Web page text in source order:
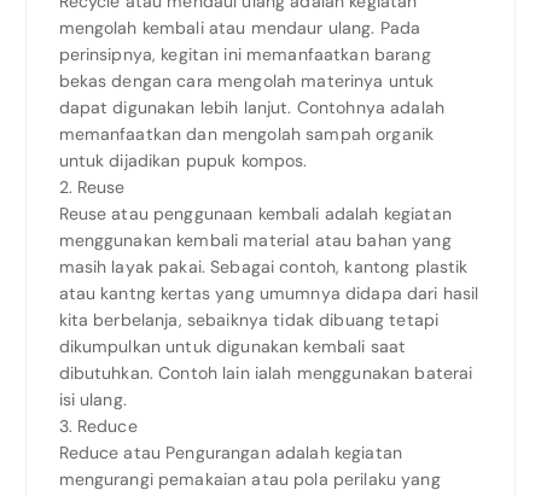
mengolah kembali atau mendaur ulang. Pada
perinsipnya, kegitan ini memanfaatkan barang
bekas dengan cara mengolah materinya untuk
dapat digunakan lebih lanjut. Contohnya adalah
memanfaatkan dan mengolah sampah organik
untuk dijadikan pupuk kompos.
2. Reuse
Reuse atau penggunaan kembali adalah kegiatan
menggunakan kembali material atau bahan yang
masih layak pakai. Sebagai contoh, kantong plastik
atau kantng kertas yang umumnya didapa dari hasil
kita berbelanja, sebaiknya tidak dibuang tetapi
dikumpulkan untuk digunakan kembali saat
dibutuhkan. Contoh lain ialah menggunakan baterai
isi ulang.
3. Reduce
Reduce atau Pengurangan adalah kegiatan
mengurangi pemakaian atau pola perilaku yang